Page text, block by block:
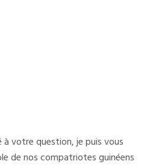
votre question, je puis vous
de nos compatriotes guinéens